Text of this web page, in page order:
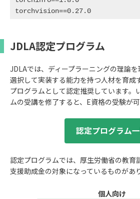
torchvision==0.27.0
JDLA認定プログラム
JDLAでは、ディープラーニングの理論
選択して実装する能力を持つ人材を育成
プログラムとして認定推奨しています。
ムの受講を修了すると、E資格の受験が可
認定プログラム
認定プログラムでは、厚生労働省の教育
支援助成金の対象になっているものがあ
個人向け